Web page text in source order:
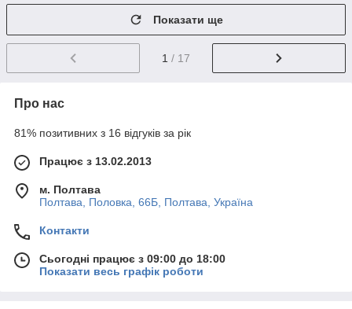
Показати ще
1 / 17
Про нас
81% позитивних з 16 відгуків за рік
Працює з 13.02.2013
м. Полтава
Полтава, Половка, 66Б, Полтава, Україна
Контакти
Сьогодні працює з 09:00 до 18:00
Показати весь графік роботи